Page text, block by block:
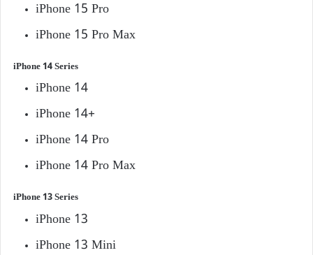
iPhone 15 Pro
iPhone 15 Pro Max
iPhone 14 Series
iPhone 14
iPhone 14+
iPhone 14 Pro
iPhone 14 Pro Max
iPhone 13 Series
iPhone 13
iPhone 13 Mini